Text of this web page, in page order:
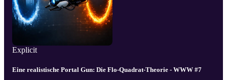
Explicit
Eine realistische Portal Gun: Die Flo-Quadrat-Theorie - WWW #7